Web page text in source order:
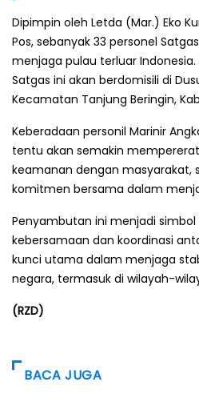
Dipimpin oleh Letda (Mar.) Eko
Pos, sebanyak 33 personel
menjaga pulau terluar
Satgas ini akan berdomisili di
Kecamatan Tanjung Beringin,
Keberadaan personil Marinir
tentu akan semakin
keamanan dengan masyarakat,
komitmen bersama dalam
Penyambutan ini menjadi
kebersamaan dan koordinasi
kunci utama dalam menjaga
negara, termasuk di wilayah-
(RZD)
BACA JUGA